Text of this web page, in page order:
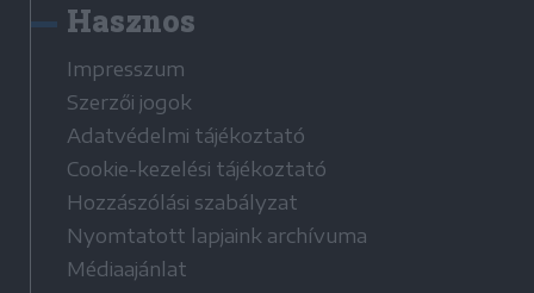
Hasznos
Impresszum
Szerzői jogok
Adatvédelmi tájékoztató
Cookie-kezelési tájékoztató
Hozzászólási szabályzat
Nyomtatott lapjaink archívuma
Médiaajánlat